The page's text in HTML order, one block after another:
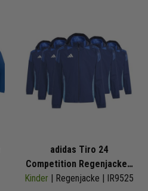
adidas Tiro 24
Competition Regenjacken
Satz
Kinder | Regenjacke | IR9525